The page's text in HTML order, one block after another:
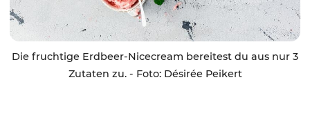
Die fruchtige Erdbeer-Nicecream bereitest du aus nur 3
Zutaten zu. - Foto: Désirée Peikert